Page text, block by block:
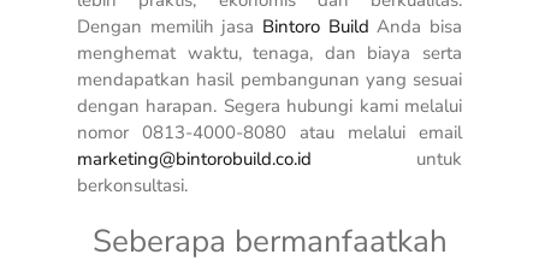
Dengan memilih jasa Bintoro Build Anda bisa
menghemat waktu, tenaga, dan biaya serta
mendapatkan hasil pembangunan yang sesuai
dengan harapan. Segera hubungi kami melalui
nomor 0813-4000-8080 atau melalui email
marketing@bintorobuild.co.id untuk
berkonsultasi.
Seberapa bermanfaatkah